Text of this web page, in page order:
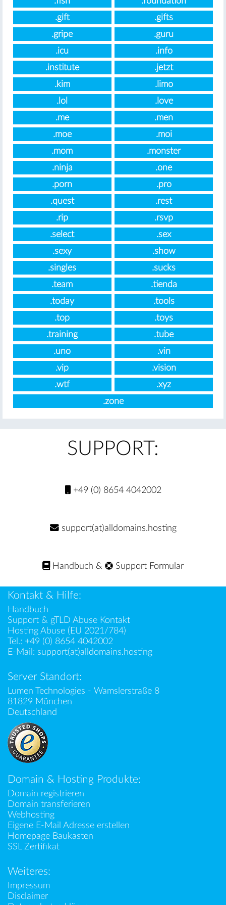
.gift
.gifts
.gripe
.guru
.icu
.info
.institute
.jetzt
.kim
.limo
.lol
.love
.me
.men
.moe
.moi
.mom
.monster
.ninja
.one
.porn
.pro
.quest
.rest
.rip
.rsvp
.select
.sex
.sexy
.show
.singles
.sucks
.team
.tienda
.today
.tools
.top
.toys
.training
.tube
.uno
.vin
.vip
.vision
.wtf
.xyz
.zone
SUPPORT:
+49 (0) 8654 4042002
support(at)alldomains.hosting
Handbuch & Support Formular
Kontakt & Hilfe:
Handbuch
Support & gTLD Abuse Kontakt
Hosting Abuse (EU 2021/784)
Tel.: +49 (0) 8654 4042002
E-Mail: support(at)alldomains.hosting
Server Standort:
Lumen Technologies - Wamslerstraße 8
81829 München
Deutschland
Domain & Hosting Produkte:
Domain registrieren
Domain transferieren
Webhosting
Eigene E-Mail Adresse erstellen
Homepage Baukasten
SSL Zertifikat
Weiteres:
Impressum
Disclaimer